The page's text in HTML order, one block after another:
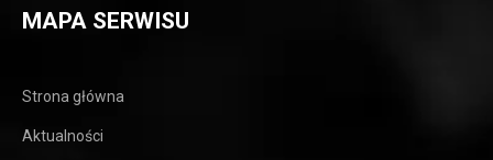
MAPA SERWISU
Strona główna
Aktualności